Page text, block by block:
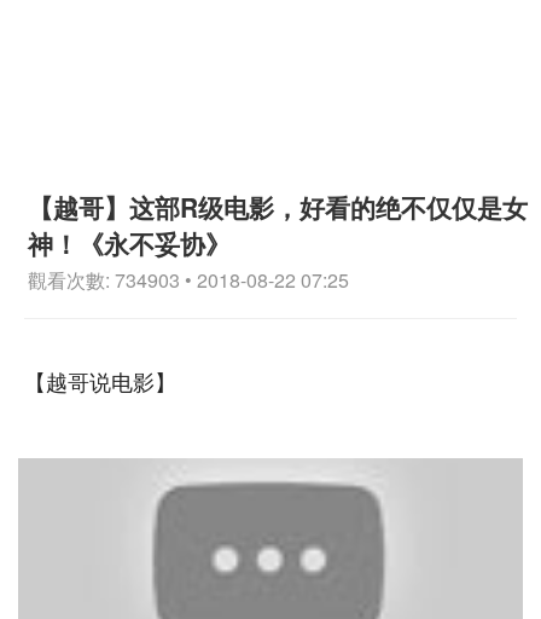
【越哥】这部R级电影，好看的绝不仅仅是女
神！《永不妥协》
觀看次數: 734903 • 2018-08-22 07:25
【越哥说电影】